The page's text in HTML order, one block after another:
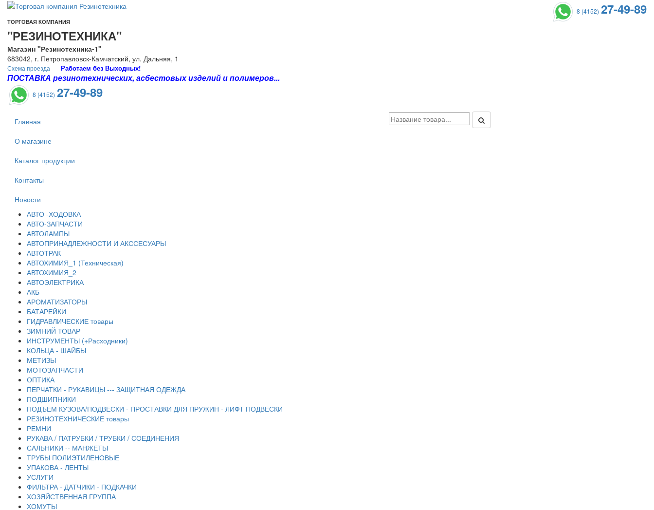
ТОРГОВАЯ КОМПАНИЯ
"РЕЗИНОТЕХНИКА"
Магазин "Резинотехника-1"
683042, г. Петропавловск-Камчатский, ул. Дальняя, 1
Схема проезда Работаем без Выходных!
ПОСТАВКА резинотехнических, асбестовых изделий и полимеров...
8 (4152) 27-49-89
8 (4152) 27-49-89
Главная
О магазине
Каталог продукции
Контакты
Новости
АВТО -ХОДОВКА
АВТО-ЗАПЧАСТИ
АВТОЛАМПЫ
АВТОПРИНАДЛЕЖНОСТИ И АКССЕСУАРЫ
АВТОТРАК
АВТОХИМИЯ_1 (Техническая)
АВТОХИМИЯ_2
АВТОЭЛЕКТРИКА
АКБ
АРОМАТИЗАТОРЫ
БАТАРЕЙКИ
ГИДРАВЛИЧЕСКИЕ товары
ЗИМНИЙ ТОВАР
ИНСТРУМЕНТЫ (+Расходники)
КОЛЬЦА - ШАЙБЫ
МЕТИЗЫ
МОТОЗАПЧАСТИ
ОПТИКА
ПЕРЧАТКИ - РУКАВИЦЫ --- ЗАЩИТНАЯ ОДЕЖДА
ПОДШИПНИКИ
ПОДЪЕМ КУЗОВА/ПОДВЕСКИ - ПРОСТАВКИ ДЛЯ ПРУЖИН - ЛИФТ ПОДВЕСКИ
РЕЗИНОТЕХНИЧЕСКИЕ товары
РЕМНИ
РУКАВА / ПАТРУБКИ / ТРУБКИ / СОЕДИНЕНИЯ
САЛЬНИКИ -- МАНЖЕТЫ
ТРУБЫ ПОЛИЭТИЛЕНОВЫЕ
УПАКОВА - ЛЕНТЫ
УСЛУГИ
ФИЛЬТРА - ДАТЧИКИ - ПОДКАЧКИ
ХОЗЯЙСТВЕННАЯ ГРУППА
ХОМУТЫ